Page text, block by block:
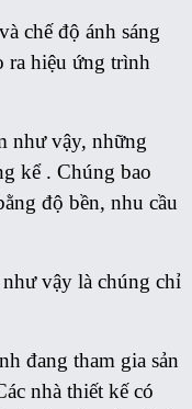
chế độ ánh sáng
ra hiệu ứng trình
như vậy, những
kể . Chúng bao
độ bền, nhu cầu
vậy là chúng chỉ
đang tham gia sản
nhà thiết kế có